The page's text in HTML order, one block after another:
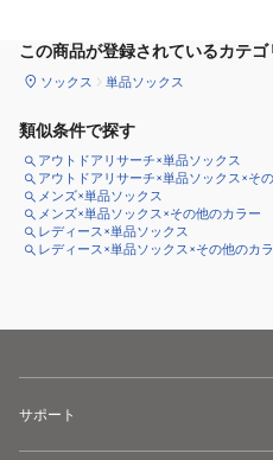
この商品が登録されているカテゴ
ソックス 単品ソックス
類似条件で探す
アウトドアリサーチ×単品ソックス
アウトドアリサーチ×単品ソックス×そ
メンズ×単品ソックス
メンズ×単品ソックス×その他のカラー
レディース×単品ソックス
レディース×単品ソックス×その他のカ
サポート